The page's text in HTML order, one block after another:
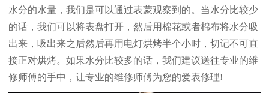
水分的水量，我们是可以通过表蒙观察到的。当水分比较少
的话，我们可以将表盘打开，然后用棉花或者棉布将水分吸
出来，吸出来之后然后再用电灯烘烤半个小时，切记不可直
接正对烘烤。如果水分比较多的话，我们建议送往专业的维
修师傅的手中，让专业的维修师傅为您的爱表修理!